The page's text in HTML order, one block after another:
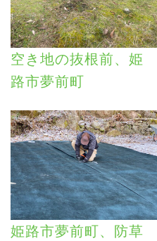
空き地の抜根前、姫
路市夢前町
姫路市夢前町、防草